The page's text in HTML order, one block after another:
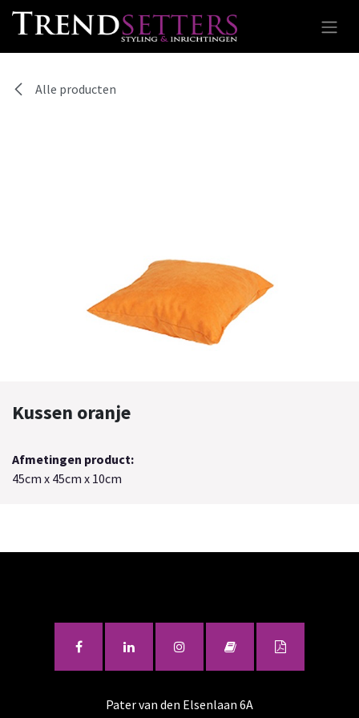
Overslaan naar inhoud
Alle producten
Kussen oranje
Afmetingen product:
45cm x 45cm x 10cm
Pater van den Elsenlaan 6A